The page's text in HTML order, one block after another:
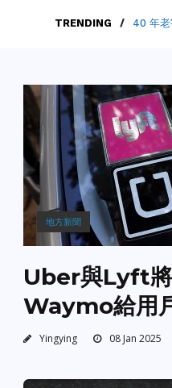
TRENDING / 40 年老
地方新聞
Uber與Lyft將
Waymo給用
Yingying 08 Jan 2025